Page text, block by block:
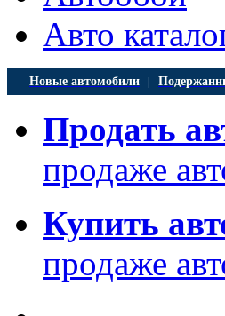
Авто
Новые автомобили
Продать
продаже
Купить
продаже